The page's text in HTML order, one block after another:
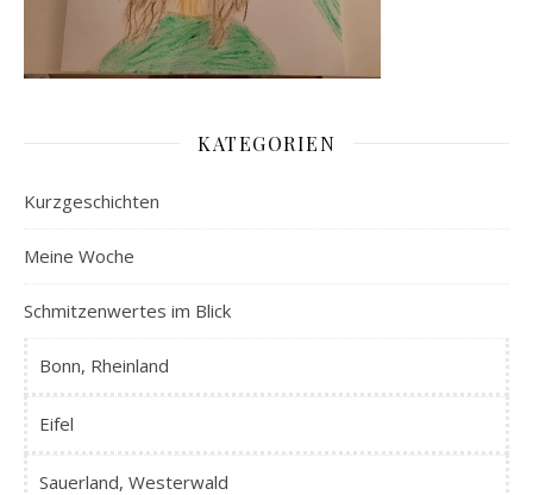
KATEGORIEN
Kurzgeschichten
Meine Woche
Schmitzenwertes im Blick
Bonn, Rheinland
Eifel
Sauerland, Westerwald